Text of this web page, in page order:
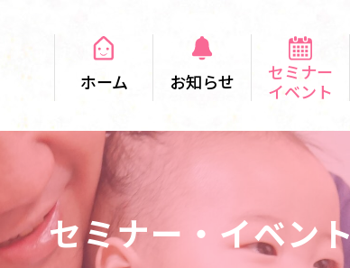
ホーム お知らせ
セミナー
イベント
セミナー・イベント